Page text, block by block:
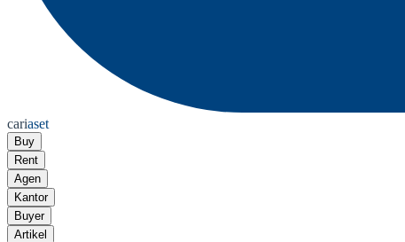
cariaset
Buy
Rent
Agen
Kantor
Buyer
Artikel